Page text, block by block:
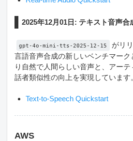
2025年12月01日: テキスト音声合
gpt-4o-mini-tts-2025-12-15
がリ
言語音声合成の新しいベンチマーク
り自然で人間らしい音声と、アーテ
話者類似性の向上を実現しています
Text-to-Speech Quickstart
AWS